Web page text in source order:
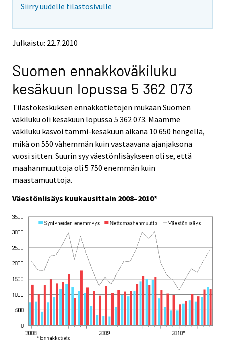
Siirry uudelle tilastosivulle
Julkaistu: 22.7.2010
Suomen ennakkoväkiluku
kesäkuun lopussa 5 362 073
Tilastokeskuksen ennakkotietojen mukaan Suomen
väkiluku oli kesäkuun lopussa 5 362 073. Maamme
väkiluku kasvoi tammi-kesäkuun aikana 10 650 hengellä,
mikä on 550 vähemmän kuin vastaavana ajanjaksona
vuosi sitten. Suurin syy väestönlisäykseen oli se, että
maahanmuuttoja oli 5 750 enemmän kuin
maastamuuttoja.
Väestönlisäys kuukausittain 2008–2010*